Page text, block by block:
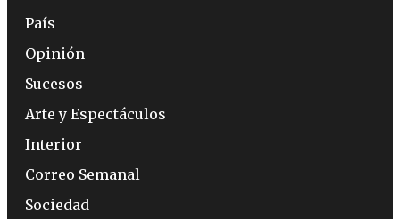
País
Opinión
Sucesos
Arte y Espectáculos
Interior
Correo Semanal
Sociedad